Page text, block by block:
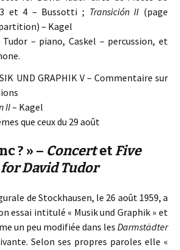
et 4 – Bussotti ; Transición II (page
– Kagel
– piano, Caskel – percussion, et
UND GRAPHIK V – Commentaire sur
II– Kagel
que ceux du 29 août
? » – ConcertetFive
David Tudor
de Stockhausen, le 26 août 1959, a
essai intitulé « Musik und Graphik » et
un peu modifiée dans les Darmstädter
Selon ses propres paroles elle «